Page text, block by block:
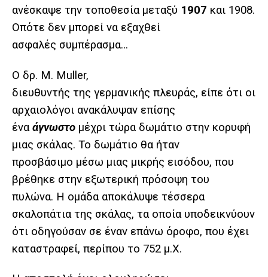
ανέσκαψε την τοποθεσία μεταξύ 1907 και 1908.
Οπότε δεν μπορεί να εξαχθεί
ασφαλές συμπέρασμα…
Ο δρ. M. Muller,
διευθυντής της γερμανικής πλευράς, είπε ότι οι
αρχαιολόγοι ανακάλυψαν επίσης
έναάγνωστο μέχρι τώρα δωμάτιο στην κορυφή
μιας σκάλας. Το δωμάτιο θα ήταν
προσβάσιμο μέσω μιας μικρής εισόδου, που
βρέθηκε στην εξωτερική πρόσοψη του
πυλώνα. Η ομάδα αποκάλυψε τέσσερα
σκαλοπάτια της σκάλας, τα οποία υποδεικνύουν
ότι οδηγούσαν σε έναν επάνω όροφο, που έχει
καταστραφεί, περίπου το 752 μ.Χ.